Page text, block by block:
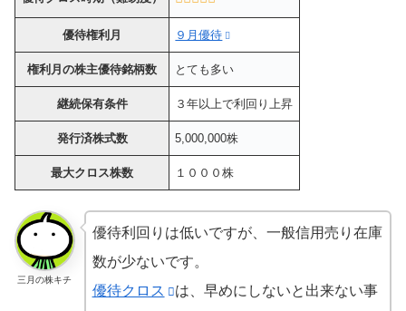
優待権利月 ９月優待
権利月の株主優待銘柄数 とても多い
継続保有条件 ３年以上で利回り上昇
発行済株式数 5,000,000株
最大クロス株数 １０００株
三月の株キチ
優待利回りは低いですが、一般信用売り在庫
数が少ないです。
優待クロス
は、早めにしないと出来ない事